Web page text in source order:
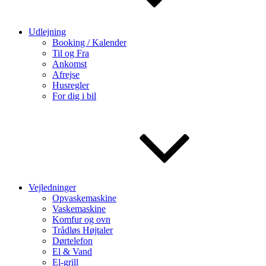
Udlejning
Booking / Kalender
Til og Fra
Ankomst
Afrejse
Husregler
For dig i bil
Vejledninger
Opvaskemaskine
Vaskemaskine
Komfur og ovn
Trådløs Højtaler
Dørtelefon
El & Vand
El-grill